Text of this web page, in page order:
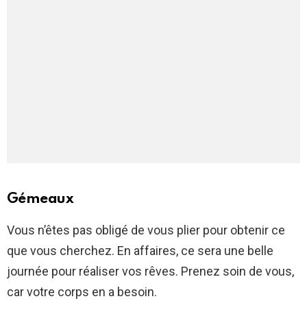
Gémeaux
Vous n’êtes pas obligé de vous plier pour obtenir ce
que vous cherchez. En affaires, ce sera une belle
journée pour réaliser vos rêves. Prenez soin de vous,
car votre corps en a besoin.